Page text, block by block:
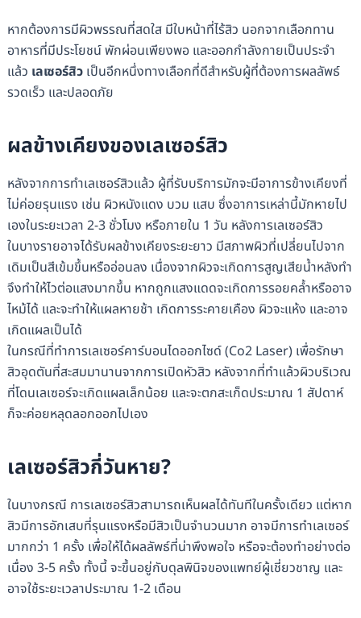
หากต้องการมีผิวพรรณที่สดใส มีใบหน้าที่ไร้สิว นอกจากเลือกทาน
อาหารที่มีประโยชน์ พักผ่อนเพียงพอ และออกกำลังกายเป็นประจำ
แล้ว เลเซอร์สิวเป็นอีกหนึ่งทางเลือกที่ดีสำหรับผู้ที่ต้องการผลลัพธ์
รวดเร็ว และปลอดภัย
ผลข้างเคียงของเลเซอร์สิว
หลังจากการทำเลเซอร์สิวแล้ว ผู้ที่รับบริการมักจะมีอาการข้างเคียงที่
ไม่ค่อยรุนแรง เช่น ผิวหนังแดง บวม แสบ ซึ่งอาการเหล่านี้มักหายไป
เองในระยะเวลา 2-3 ชั่วโมง หรือภายใน 1 วัน หลังการเลเซอร์สิว
ในบางรายอาจได้รับผลข้างเคียงระยะยาว มีสภาพผิวที่เปลี่ยนไปจาก
เดิมเป็นสีเข้มขึ้นหรืออ่อนลง เนื่องจากผิวจะเกิดการสูญเสีย​น้ำหลังทำ
จึงทำให้ไวต่อแสงมากขึ้น หากถูกแสงแดดจะเกิดการรอยคล้ำหรืออาจ
ไหม้ได้ และจะทำให้แผลหายช้า เกิดการระคายเคือง ผิวจะแห้ง และอาจ
เกิดแผลเป็นได้
ในกรณีที่ทำการเลเซอร์คาร์บอนไดออกไซด์ (Co2 Laser) เพื่อรักษา
สิวอุดตันที่สะสมมานานจากการเปิดหัวสิว หลังจากที่ทำแล้วผิวบริเวณ
ที่โดนเลเซอร์จะเกิดแผลเล็กน้อย และจะตกสะเก็ดประมาณ 1 สัปดาห์
ก็จะค่อยหลุดลอกออกไปเอง
เลเซอร์สิวกี่วันหาย?
ในบางกรณี การเลเซอร์สิวสามารถเห็นผลได้ทันทีในครั้งเดียว แต่หาก
สิวมีการอักเสบที่รุนแรงหรือมีสิวเป็นจำนวนมาก อาจมีการทำเลเซอร์
มากกว่า 1 ครั้ง เพื่อให้ได้ผลลัพธ์ที่น่าพึงพอใจ หรือจะต้องทำอย่างต่อ
เนื่อง 3-5 ครั้ง ทั้งนี้ จะขึ้นอยู่กับดุลพินิจของแพทย์ผู้เชี่ยวชาญ และ
อาจใช้ระยะเวลาประมาณ 1-2 เดือน